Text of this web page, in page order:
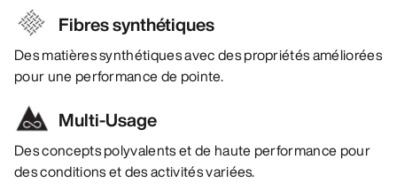
Fibres synthétiques
Des matières synthétiques avec des propriétés améliorées
pour une performance de pointe.
Multi-Usage
Des concepts polyvalents et de haute performance pour
des conditions et des activités variées.